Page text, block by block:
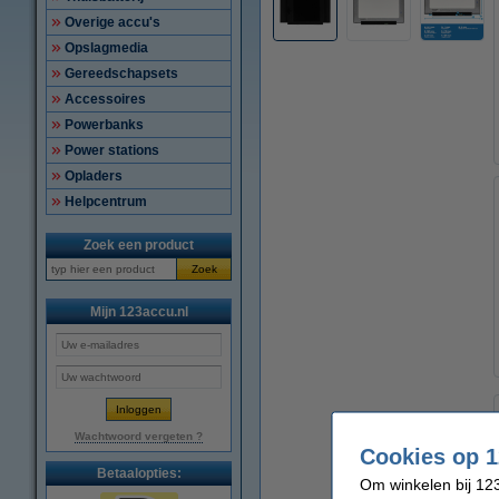
Overige accu's
Opslagmedia
Gereedschapsets
Accessoires
Powerbanks
Power stations
Opladers
Helpcentrum
Zoek een product
Zoek
Mijn 123accu.nl
Wachtwoord vergeten ?
Betaalopties:
Cookies op
Om winkelen bij